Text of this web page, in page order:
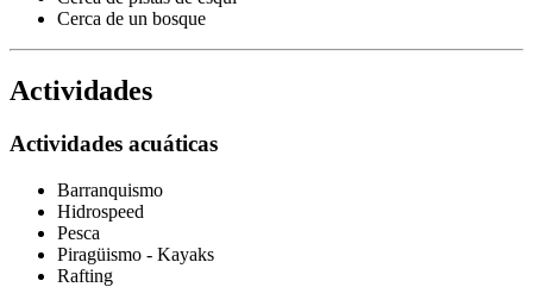
Cerca de un bosque
Actividades
Actividades acuáticas
Barranquismo
Hidrospeed
Pesca
Piragüismo - Kayaks
Rafting